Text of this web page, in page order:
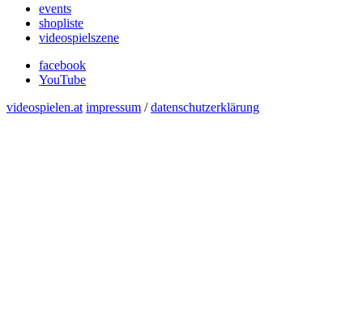
events
shopliste
videospielszene
facebook
YouTube
videospielen.at impressum /datenschutzerklärung